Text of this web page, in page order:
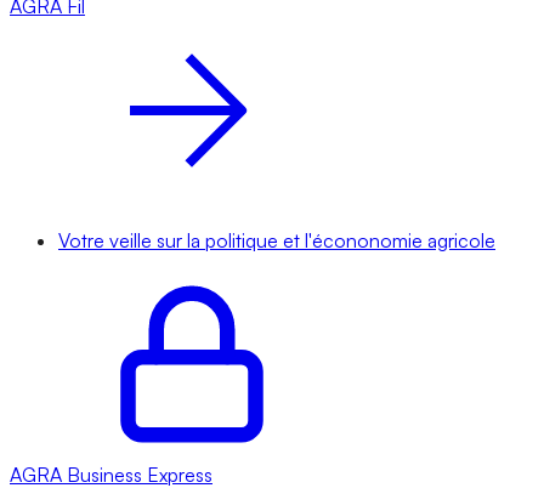
AGRA Fil
Votre veille sur la politique et l'écononomie agricole
AGRA Business Express